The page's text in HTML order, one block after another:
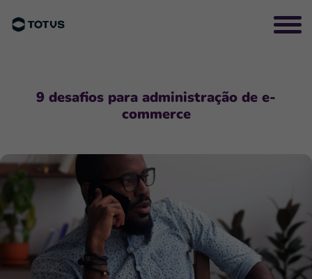
9 desafios para administração de e-
commerce